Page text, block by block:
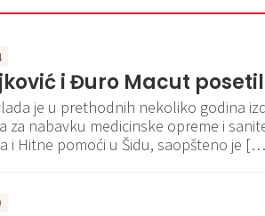
i Đuro Macut
je u prethodnih nekoliko godina
za nabavku medicinske opreme i
i Hitne pomoći u Šidu, saopšteno je